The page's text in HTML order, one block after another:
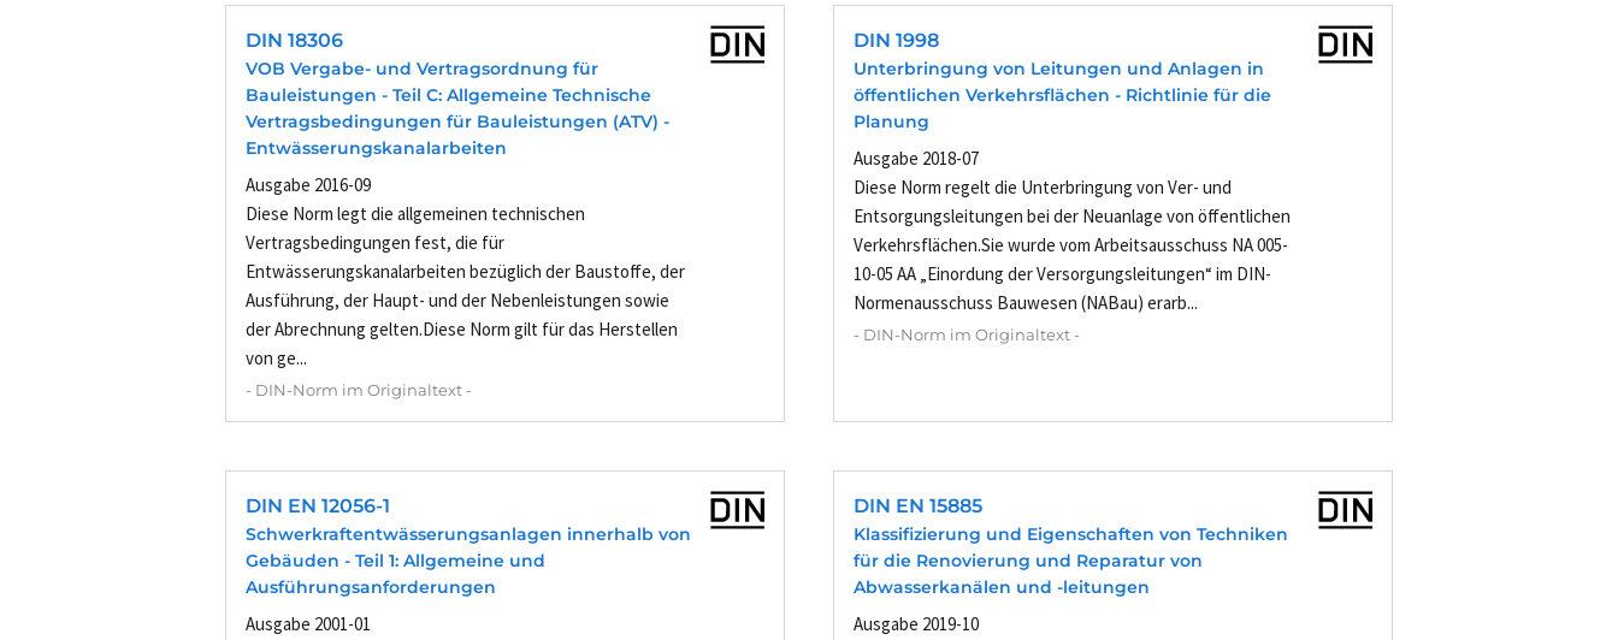
DIN 18306
VOB Vergabe- und Vertragsordnung für
Bauleistungen - Teil C: Allgemeine Technische
Vertragsbedingungen für Bauleistungen (ATV) -
Entwässerungskanalarbeiten
Ausgabe 2016-09
Diese Norm legt die allgemeinen technischen
Vertragsbedingungen fest, die für
Entwässerungskanalarbeiten bezüglich der Baustoffe, der
Ausführung, der Haupt- und der Nebenleistungen sowie
der Abrechnung gelten.Diese Norm gilt für das Herstellen
von ge...
- DIN-Norm im Originaltext -
DIN 1998
Unterbringung von Leitungen und Anlagen in
öffentlichen Verkehrsflächen - Richtlinie für die
Planung
Ausgabe 2018-07
Diese Norm regelt die Unterbringung von Ver- und
Entsorgungsleitungen bei der Neuanlage von öffentlichen
Verkehrsflächen.Sie wurde vom Arbeitsausschuss NA 005-
10-05 AA „Einordung der Versorgungsleitungen“ im DIN-
Normenausschuss Bauwesen (NABau) erarb...
- DIN-Norm im Originaltext -
DIN EN 12056-1
Schwerkraftentwässerungsanlagen innerhalb von
Gebäuden - Teil 1: Allgemeine und
Ausführungsanforderungen
Ausgabe 2001-01
DIN EN 15885
Klassifizierung und Eigenschaften von Techniken
für die Renovierung und Reparatur von
Abwasserkanälen und -leitungen
Ausgabe 2019-10